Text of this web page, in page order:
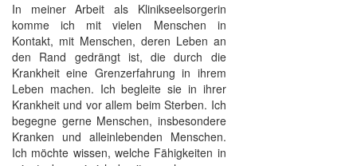
In meiner Arbeit als Klinikseelsorgerin
komme ich mit vielen Menschen in
Kontakt, mit Menschen, deren Leben an
den Rand gedrängt ist, die durch die
Krankheit eine Grenzerfahrung in ihrem
Leben machen. Ich begleite sie in ihrer
Krankheit und vor allem beim Sterben. Ich
begegne gerne Menschen, insbesondere
Kranken und alleinlebenden Menschen.
Ich möchte wissen, welche Fähigkeiten in